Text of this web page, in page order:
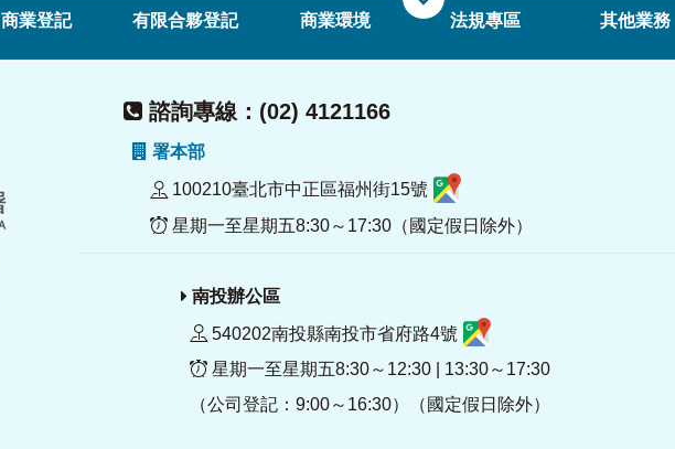
商業登記 有限合夥登記 商業環境 法規專區 其他業務
諮詢專線：(02) 4121166
署本部
100210臺北市中正區福州街15號
星期一至星期五8:30～17:30（國定假日除外）
南投辦公區
540202南投縣南投市省府路4號
星期一至星期五8:30～12:30 | 13:30～17:30
（公司登記：9:00～16:30）（國定假日除外）